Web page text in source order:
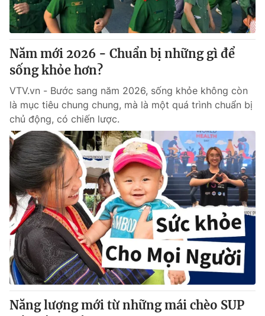
Giấy phép hoạt động báo in và báo điện tử số 483/GP-BTTTT
cấp ngày 29/12/2023
Tổng Biên tập:Vũ Thanh Thủy
Phó Tổng Biên tập:Nguyễn Thị Mỹ Hạnh, Phạm Quốc Thắng,
Nguyễn Trọng Ninh
Tổng đài VTV:024.38 355 931 - 024.38 355 932
Ðiện thoại Thời báo VTV:024.66 897 897
Email:toasoan@vtv.vn
Liên hệ quảng cáo:024-7300.7108
® Cấm sao chép dưới mọi hình thức nếu không có sự chấp
thuận bằng văn bản. Ghi rõ nguồn VTV.vn khi phát hành lại
Năm mới 2026 - Chuẩn bị những gì để
sống khỏe hơn?
VTV.vn - Bước sang năm 2026, sống khỏe không còn
là mục tiêu chung chung, mà là một quá trình chuẩn bị
chủ động, có chiến lược.
Năng lượng mới từ những mái chèo SUP